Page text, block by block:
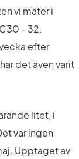
vi mäter i
- 32.
efter
det även varit
litet, i
var ingen
Upptaget av